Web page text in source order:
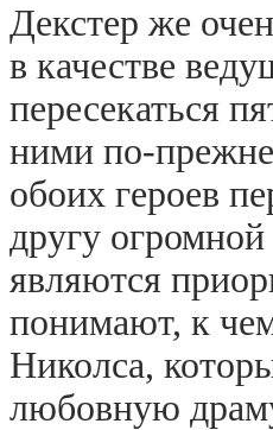
Декстер же
в качестве
пересекаться
ними по-
обоих героев
другу
являются
понимают, к
Николса,
любовную